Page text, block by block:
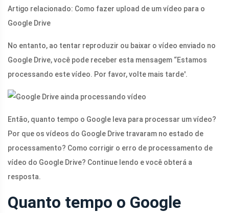
Artigo relacionado: Como fazer upload de um vídeo para o
Google Drive
No entanto, ao tentar reproduzir ou baixar o vídeo enviado no
Google Drive, você pode receber esta mensagem “Estamos
processando este vídeo. Por favor, volte mais tarde'.
Então, quanto tempo o Google leva para processar um vídeo?
Por que os vídeos do Google Drive travaram no estado de
processamento? Como corrigir o erro de processamento de
vídeo do Google Drive? Continue lendo e você obterá a
resposta.
Quanto tempo o Google